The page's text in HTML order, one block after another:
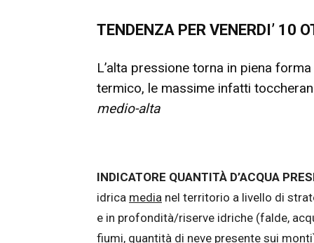
TENDENZA PER VENERDI’ 10
L’alta pressione torna in piena
termico, le massime infatti
medio-alta
INDICATORE QUANTITÀ D’ACQUA
idrica media nel territorio a livello di
e in profondità/riserve idriche (falde,
fiumi, quantità di neve presente sui